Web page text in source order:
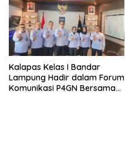
Kalapas Kelas I Bandar
Lampung Hadir dalam Forum
Komunikasi P4GN Bersama